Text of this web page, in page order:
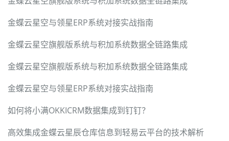
金蝶云星空与领星ERP系统对接实战指南
金蝶云星空旗舰版系统与积加系统数据全链路集成
金蝶云星空旗舰版系统与积加系统数据全链路集成
金蝶云星空与领星ERP系统对接实战指南
如何将小满OKKICRM数据集成到钉钉？
高效集成金蝶云星辰仓库信息到轻易云平台的技术解析